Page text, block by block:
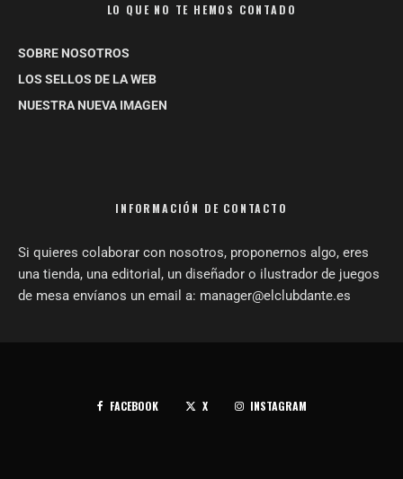
LO QUE NO TE HEMOS CONTADO
SOBRE NOSOTROS
LOS SELLOS DE LA WEB
NUESTRA NUEVA IMAGEN
INFORMACIÓN DE CONTACTO
Si quieres colaborar con nosotros, proponernos algo, eres
una tienda, una editorial, un diseñador o ilustrador de juegos
de mesa envíanos un email a: manager@elclubdante.es
FACEBOOK X INSTAGRAM